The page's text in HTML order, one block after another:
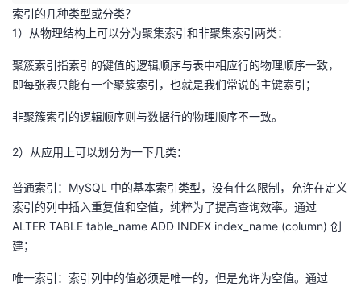
页
开
发
博
的
我
索引的几种类型或分类？
1）从物理结构上可以分为聚集索引和非聚集索引两类：
聚簇索引指索引的键值的逻辑顺序与表中相应行的物理顺序一致，
即每张表只能有一个聚簇索引，也就是我们常说的主键索引；
非聚簇索引的逻辑顺序则与数据行的物理顺序不一致。
2）从应用上可以划分为一下几类：
普通索引：MySQL 中的基本索引类型，没有什么限制，允许在定义
索引的列中插入重复值和空值，纯粹为了提高查询效率。通过
ALTER TABLE table_name ADD INDEX index_name (column) 创
建；
唯一索引：索引列中的值必须是唯一的，但是允许为空值。通过